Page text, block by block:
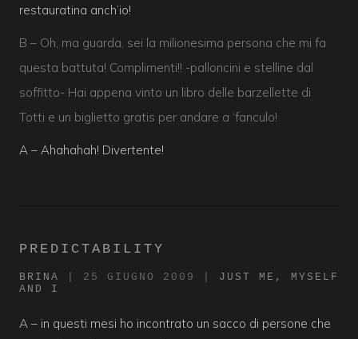
restauratina anch’io!
B – Oh, ma guarda, sei la milionesima persona che mi fa
questa battuta! Complimenti!! -palloncini e stelline dal
soffitto- Hai appena vinto un libro delle barzellette di
Totti e un biglietto gratis per andare a ‘fanculo!
A – Ahahahah! Divertente!
PREDICTABILITY
BRINA 25 GIUGNO 2009
JUST ME, MYSELF
AND I
A – in questi mesi ho incontrato un sacco di persone che